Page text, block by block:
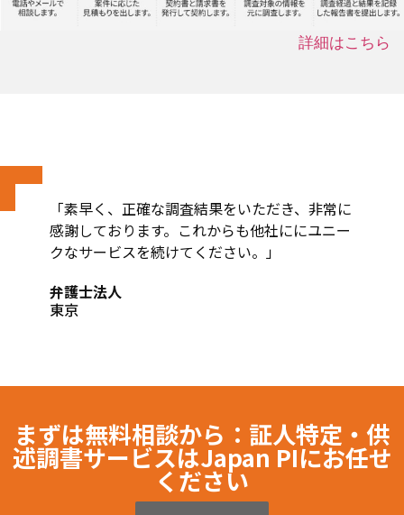
詳細はこちら
「素早く、正確な調査結果をいただき、非常に
感謝しております。これからも他社ににユニー
クなサービスを続けてください。」
弁護士法人
東京
まずは無料相談から：証人特定・供
述調書サービスはJapan PIにお任せ
ください